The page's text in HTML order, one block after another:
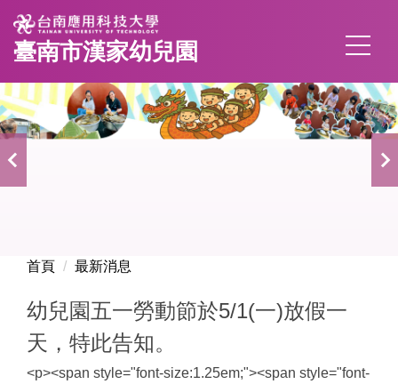
跳
到
主
內
容
區
臺南市漢家幼兒園
首頁 最新消息
幼兒園五一勞動節於5/1(一)放假一
天，特此告知。
<p><span style="font-size:1.25em;"><span style="font-